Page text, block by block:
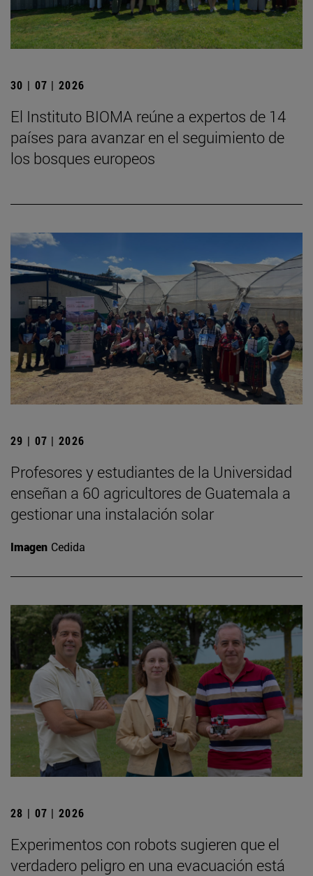
30 | 07 | 2026
El Instituto BIOMA reúne a expertos de 14
países para avanzar en el seguimiento de
los bosques europeos
29 | 07 | 2026
Profesores y estudiantes de la Universidad
enseñan a 60 agricultores de Guatemala a
gestionar una instalación solar
Imagen Cedida
28 | 07 | 2026
Experimentos con robots sugieren que el
verdadero peligro en una evacuación está